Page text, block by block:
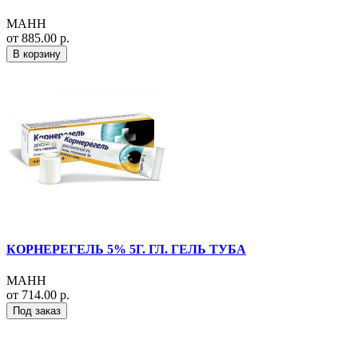
МАНН
от 885.00 р.
В корзину
КОРНЕРЕГЕЛЬ 5% 5Г. ГЛ. ГЕЛЬ ТУБА
МАНН
от 714.00 р.
Под заказ